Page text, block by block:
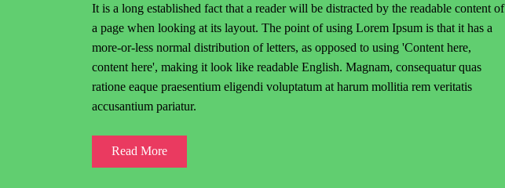
It is a long established fact that a reader will be distracted by the readable content of
a page when looking at its layout. The point of using Lorem Ipsum is that it has a
more-or-less normal distribution of letters, as opposed to using 'Content here,
content here', making it look like readable English. Magnam, consequatur quas
ratione eaque praesentium eligendi voluptatum at harum mollitia rem veritatis
accusantium pariatur.
Read More